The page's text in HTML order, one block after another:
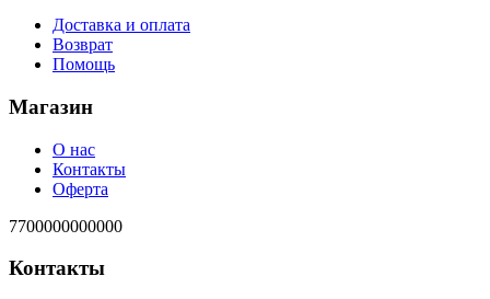
Доставка и оплата
Возврат
Помощь
Магазин
О нас
Контакты
Оферта
7700000000000
Контакты